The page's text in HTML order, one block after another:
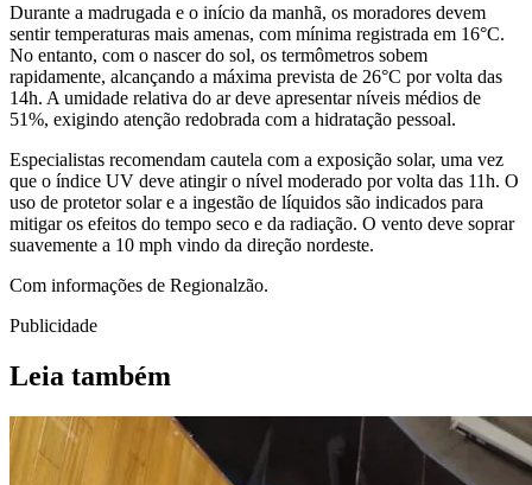
Durante a madrugada e o início da manhã, os moradores devem
sentir temperaturas mais amenas, com mínima registrada em 16°C.
No entanto, com o nascer do sol, os termômetros sobem
rapidamente, alcançando a máxima prevista de 26°C por volta das
14h. A umidade relativa do ar deve apresentar níveis médios de
51%, exigindo atenção redobrada com a hidratação pessoal.
Especialistas recomendam cautela com a exposição solar, uma vez
que o índice UV deve atingir o nível moderado por volta das 11h. O
uso de protetor solar e a ingestão de líquidos são indicados para
mitigar os efeitos do tempo seco e da radiação. O vento deve soprar
suavemente a 10 mph vindo da direção nordeste.
Com informações de Regionalzão.
Publicidade
Leia também